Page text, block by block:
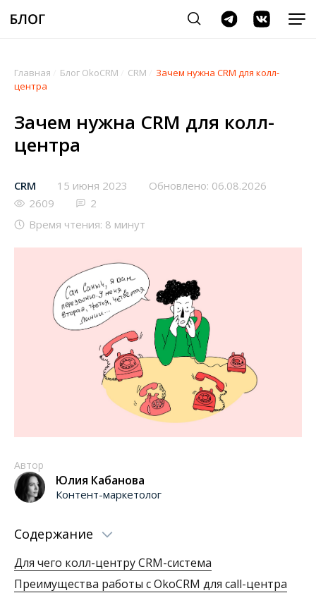
Главная Блог OkoCRM CRM
Зачем нужна CRM для колл-
центра
Зачем нужна CRM для колл-
центра
CRM 15 июня 2023
Обновлено: 06.08.2026
2609
2
Время чтения: 8 минут
Автор
Юлия Кабанова
Контент-маркетолог
Содержание
Для чего колл-центру CRM-система
Преимущества работы с OkoCRM для call-центра